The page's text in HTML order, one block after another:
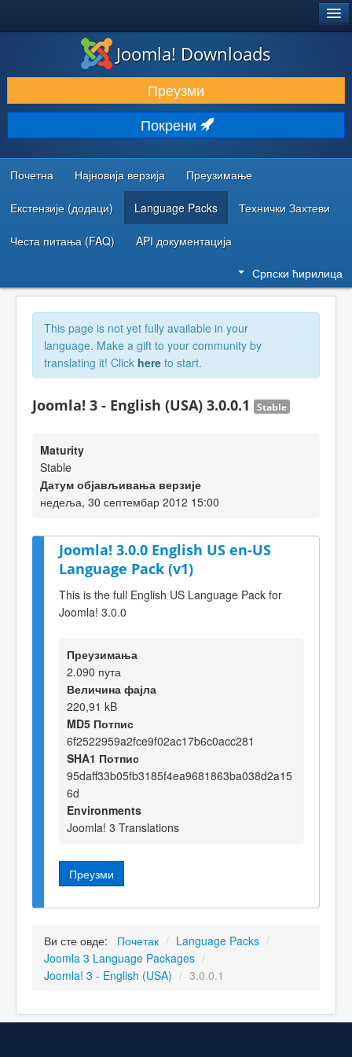
ПРЕУЗИМАЊЕ И ПРОШИРЕЊА (ЕКСТЕНЗИЈЕ)
ОТКРИЈТЕ И НАУЧИТЕ
ЗАЈЕДНИЦА И ПОДРШКА
РЕСУРСИ ЗА РАЗВОЈ
Joomla! Downloads
Преузми
Покрени
Почетна Најновија верзија Преузимање
Екстензије (додаци) Language Packs Технички Захтеви
Честа питања (FAQ) API документација
Српски ћирилица
This page is not yet fully available in your
language. Make a gift to your community by
translating it! Click here to start.
Joomla! 3 - English (USA) 3.0.0.1 Stable
Maturity
Stable
Датум објављивања верзије
недеља, 30 септембар 2012 15:00
Joomla! 3.0.0 English US en-US
Language Pack (v1)
This is the full English US Language Pack for
Joomla! 3.0.0
Преузимања
2.090 пута
Величина фајла
220,91 kB
MD5 Потпис
6f2522959a2fce9f02ac17b6c0acc281
SHA1 Потпис
95daff33b05fb3185f4ea9681863ba038d2a15
6d
Environments
Joomla! 3 Translations
Преузми
Ви сте овде: Почетак / Language Packs /
Joomla 3 Language Packages /
Joomla! 3 - English (USA) / 3.0.0.1